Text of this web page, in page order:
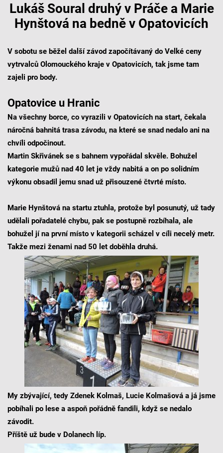
Lukáš Soural druhý v Práče a Marie
Hynštová na bedně v Opatovicích
V sobotu se běžel další závod započítávaný do Velké ceny
vytrvalců Olomouckého kraje v Opatovicích, tak jsme tam
zajeli pro body.
Opatovice u Hranic
Na všechny borce, co vyrazili v Opatovicích na start, čekala
náročná bahnitá trasa závodu, na které se snad nedalo ani na
chvíli odpočinout.
Martin Skřivánek se s bahnem vypořádal skvěle. Bohužel
kategorie mužů nad 40 let je vždy nabitá a on po solidním
výkonu obsadil jemu snad už přisouzené čtvrté místo.
Marie Hynštová na startu ztuhla, protože byl posunutý, už tady
udělali pořadatelé chybu, pak se postupně rozbíhala, ale
bohužel jí na první místo v kategorii scházel v cíli necelý metr.
Takže mezi ženami nad 50 let doběhla druhá.
My zbývající, tedy Zdenek Kolmaš, Lucie Kolmašová a já jsme
pobíhali po lese a aspoň pořádně fandili, když se nedalo
závodit.
Příště už bude v Dolanech líp.